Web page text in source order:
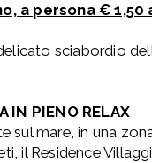
a persona €
sciabordio
IN PIENO RELAX
sul mare, in una
il Residence